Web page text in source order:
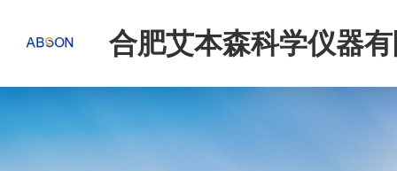
合肥艾本森科学仪器